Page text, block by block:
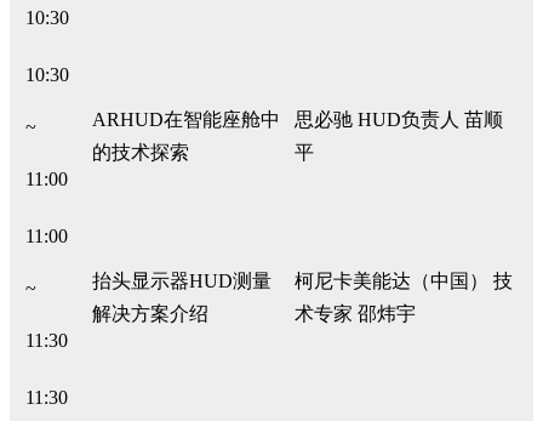
10:30
10:30
~
11:00
ARHUD在智能座舱中
的技术探索
思必驰 HUD负责人 苗顺
平
11:00
~
11:30
抬头显示器HUD测量
解决方案介绍
柯尼卡美能达（中国） 技
术专家 邵炜宇
11:30